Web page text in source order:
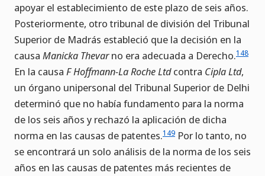
apoyar el establecimiento de este plazo de seis años.
Posteriormente, otro tribunal de división del Tribunal
Superior de Madrás estableció que la decisión en la
causa Manicka Thevarno era adecuada a Derecho.148
En la causa F Hoffmann-La Roche Ltdcontra Cipla Ltd,
un órgano unipersonal del Tribunal Superior de Delhi
determinó que no había fundamento para la norma
de los seis años y rechazó la aplicación de dicha
norma en las causas de patentes.149 Por lo tanto, no
se encontrará un solo análisis de la norma de los seis
años en las causas de patentes más recientes de